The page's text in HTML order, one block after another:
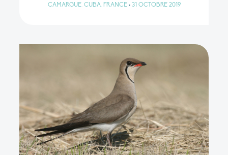
CAMARGUE, CUBA, FRANCE • 31 OCTOBRE 2019